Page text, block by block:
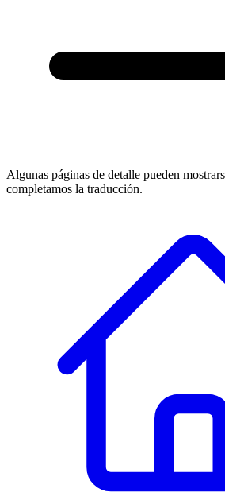
Algunas páginas de detalle pueden
completamos la traducción.